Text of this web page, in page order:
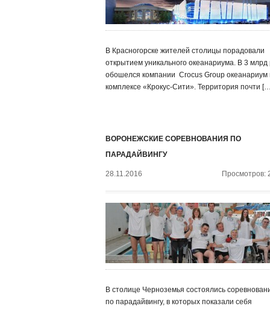
В Красногорске жителей столицы порадовали
открытием уникального океанариума. В 3 млрд
обошелся компании ‍ Crocus Group океанариум
комплексе «Крокус-Сити». Территория почти
ВОРОНЕЖСКИЕ СОРЕВНОВАНИЯ ПО
ПАРАДАЙВИНГУ
28.11.2016 Просмотров:
В столице Черноземья состоялись
по парадайвингу, в которых показали себя